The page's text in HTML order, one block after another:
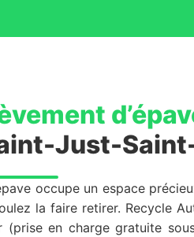
Just-
occupe un espace
la faire retirer. Recycle
(prise en charge gratuite